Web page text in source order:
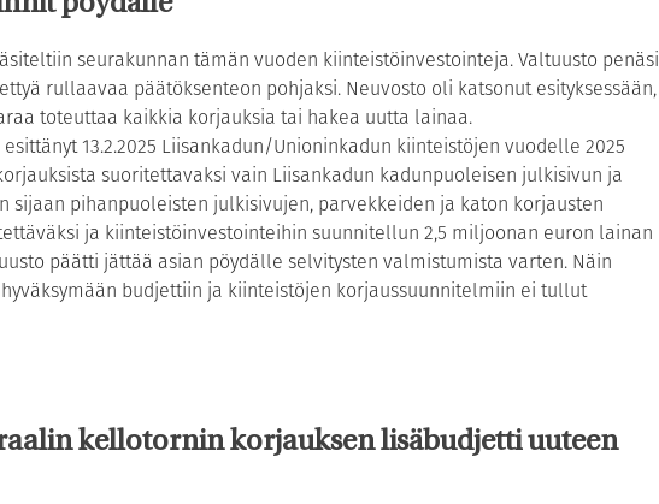
seurakunnan tämän vuoden kiinteistöinvestointeja. Valtuusto penäsi
rullaavaa päätöksenteon pohjaksi. Neuvosto oli katsonut esityksessään,
toteuttaa kaikkia korjauksia tai hakea uutta lainaa.
13.2.2025 Liisankadun/Unioninkadun kiinteistöjen vuodelle 2025
suoritettavaksi vain Liisankadun kadunpuoleisen julkisivun ja
sijaan pihanpuoleisten julkisivujen, parvekkeiden ja katon korjausten
ja kiinteistöinvestointeihin suunnitellun 2,5 miljoonan euron lainan
päätti jättää asian pöydälle selvitysten valmistumista varten. Näin
budjettiin ja kiinteistöjen korjaussuunnitelmiin ei tullut
kellotornin korjauksen lisäbudjetti uuteen